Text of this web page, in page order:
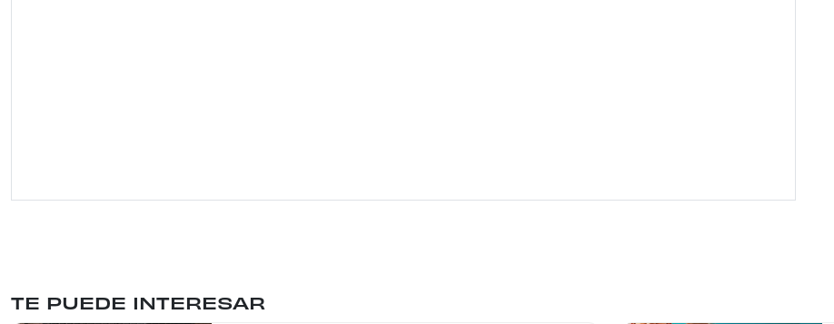
TE PUEDE INTERESAR